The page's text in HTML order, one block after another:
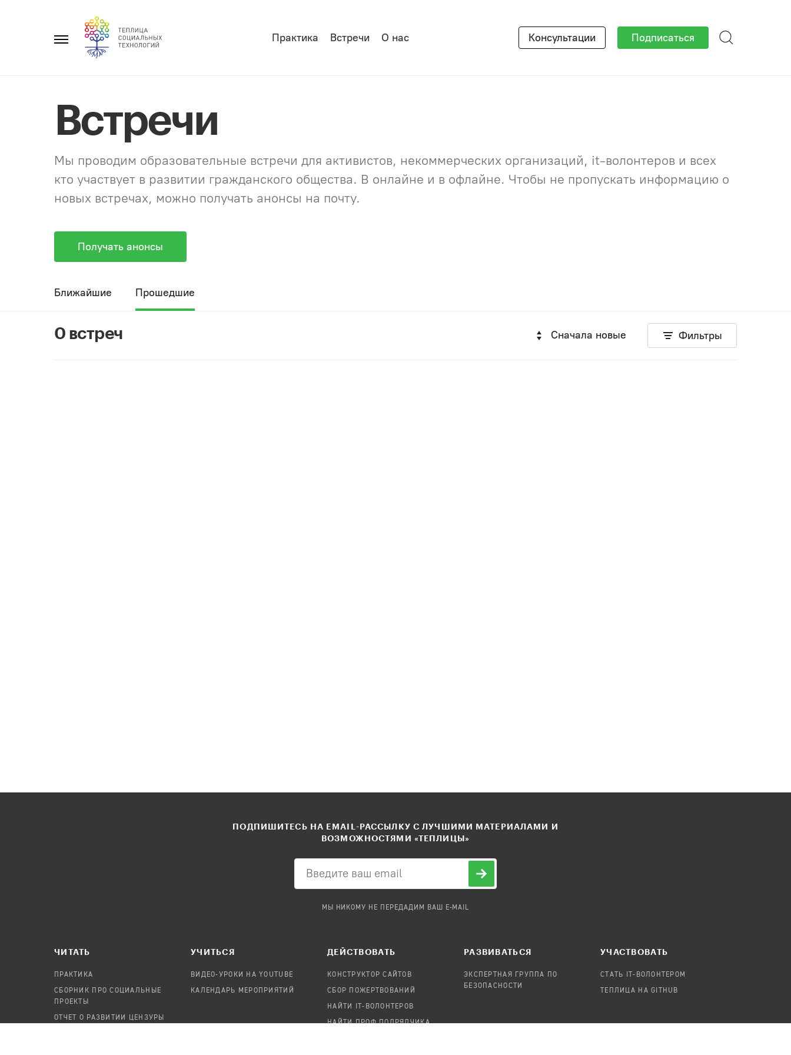
Главное
Практика Встречи О нас Консультации Подписаться
Встречи
Мы проводим образовательные встречи для активистов, некоммерческих организаций, it-волонтеров и всех
кто участвует в развитии гражданского общества. В онлайне и в офлайне. Чтобы не пропускать информацию о
новых встречах, можно получать анонсы на почту.
Получать анонсы
Ближайшие Прошедшие
0 встреч Сначала новые Фильтры
ПОДПИШИТЕСЬ НА EMAIL-РАССЫЛКУ С ЛУЧШИМИ МАТЕРИАЛАМИ И
ВОЗМОЖНОСТЯМИ «ТЕПЛИЦЫ»
МЫ НИКОМУ НЕ ПЕРЕДАДИМ ВАШ E-MAIL
ЧИТАТЬ
ПРАКТИКА
СБОРНИК ПРО СОЦИАЛЬНЫЕ
ПРОЕКТЫ
ОТЧЕТ О РАЗВИТИИ ЦЕНЗУРЫ
УЧИТЬСЯ
ВИДЕО-УРОКИ НА YOUTUBE
КАЛЕНДАРЬ МЕРОПРИЯТИЙ
ДЕЙСТВОВАТЬ
КОНСТРУКТОР САЙТОВ
СБОР ПОЖЕРТВОВАНИЙ
НАЙТИ IT-ВОЛОНТЕРОВ
НАЙТИ ПРОФ.ПОДРЯДЧИКА
РАЗВИВАТЬСЯ
ЭКСПЕРТНАЯ ГРУППА ПО
БЕЗОПАСНОСТИ
УЧАСТВОВАТЬ
СТАТЬ IT-ВОЛОНТЕРОМ
ТЕПЛИЦА НА GITHUB